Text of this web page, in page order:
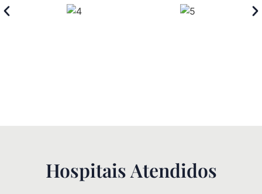
Hospitais Atendidos